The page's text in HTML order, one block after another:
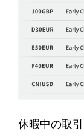
休暇中の取